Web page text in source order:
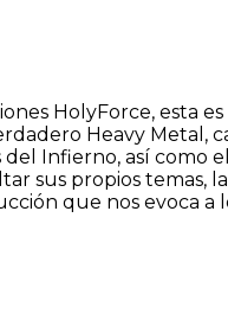
HolyForce, esta
Heavy Metal,
Infierno, así
sus propios
que nos evoca a